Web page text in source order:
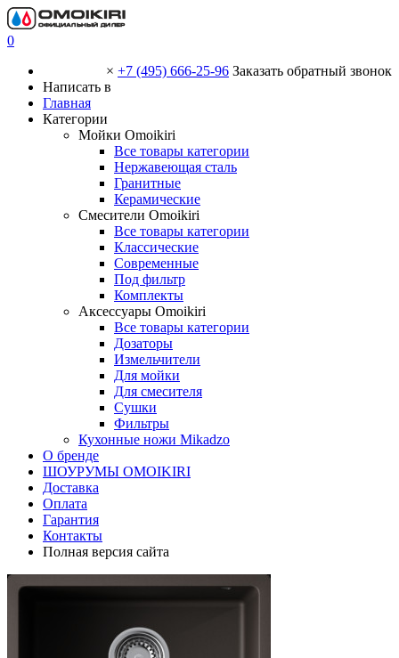
0
× +7 (495) 666-25-96 Заказать обратный звонок
Написать в
Главная
Категории
Мойки Omoikiri
Все товары категории
Нержавеющая сталь
Гранитные
Керамические
Смесители Omoikiri
Все товары категории
Классические
Современные
Под фильтр
Комплекты
Аксессуары Omoikiri
Все товары категории
Дозаторы
Измельчители
Для мойки
Для смесителя
Сушки
Фильтры
Кухонные ножи Mikadzo
О бренде
ШОУРУМЫ OMOIKIRI
Доставка
Оплата
Гарантия
Контакты
Полная версия сайта